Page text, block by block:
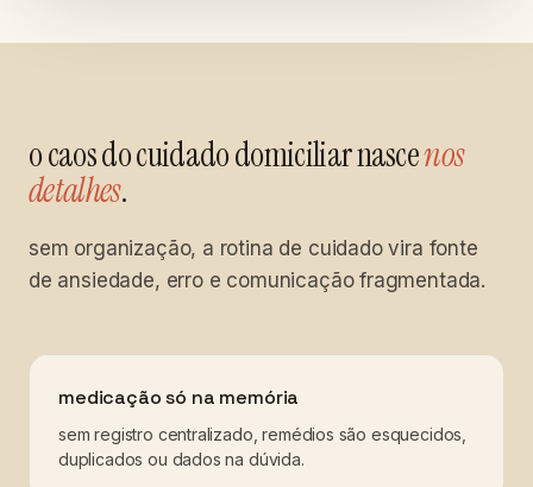
o caos do cuidado domiciliar nascenos
detalhes.
sem organização, a rotina de cuidado vira fonte
de ansiedade, erro e comunicação fragmentada.
medicação só na memória
sem registro centralizado, remédios são esquecidos,
duplicados ou dados na dúvida.